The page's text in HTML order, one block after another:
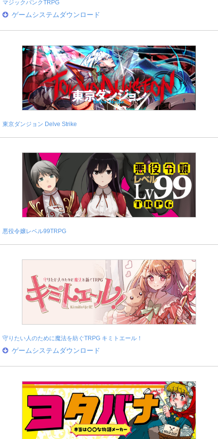
マジックパンクTRPG
ゲームシステムダウンロード
東京ダンジョン Delve Strike
悪役令嬢レベル99TRPG
守りたい人のために魔法を紡ぐTRPG キミトエール！
ゲームシステムダウンロード